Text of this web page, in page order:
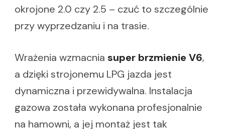
okrojone 2.0 czy 2.5 – czuć to szczególnie
przy wyprzedzaniu i na trasie.
Wrażenia wzmacnia super brzmienie V6,
a dzięki strojonemu LPG jazda jest
dynamiczna i przewidywalna. Instalacja
gazowa została wykonana profesjonalnie
na hamowni, a jej montaż jest tak